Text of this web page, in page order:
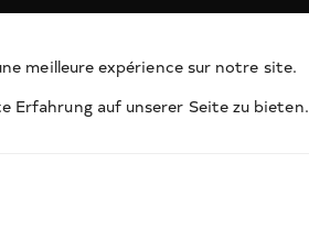
meilleure expérience sur notre site.
Erfahrung auf unserer Seite zu bieten.